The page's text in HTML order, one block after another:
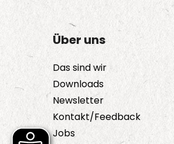
Über uns
Das sind wir
Downloads
Newsletter
Kontakt/Feedback
Jobs